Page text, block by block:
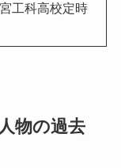
工科高校定時
物の過去